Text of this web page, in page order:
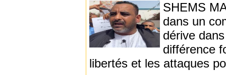
SHEMS
dans un
dérive
différence
libertés et les attaques